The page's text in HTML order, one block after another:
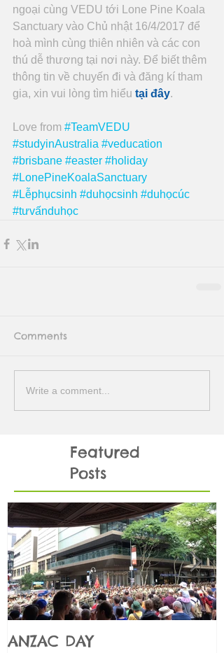
ngoại cùng VEDU tới Lone Pine Koala
Sanctuary vào Chủ nhật 16/4/2017 để
hoà mình cùng thiên nhiên và các con
thú dễ thương tại nơi này. Để biết thêm
thông tin về chuyến đi và đăng kí tham
gia, xin vui lòng tìm hiểu tại đây.
Love from #TeamVEDU
#studyinAustralia #veducation
#brisbane #easter #holiday
#LonePineKoalaSanctuary
#Lễphụcsinh #duhọcsinh #duhọcúc
#tưvấnduhọc
Comments
Write a comment...
Featured
Posts
ANZAC DAY